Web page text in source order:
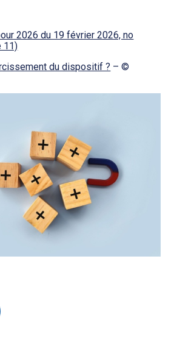
2026 du 19 février 2026, no
11)
du dispositif ? – ©